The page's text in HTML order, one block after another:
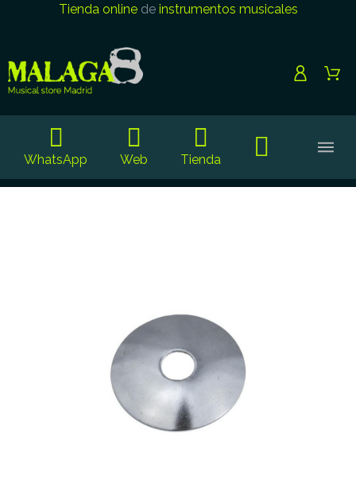
Tienda onlinede instrumentos musicales
WhatsApp Web Tienda